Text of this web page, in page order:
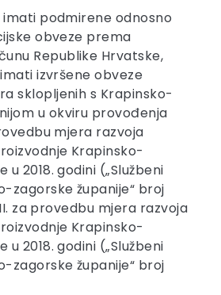
podmirene odnosno
obveze prema
Republike Hrvatske,
izvršene obveze
sklopljenih s Krapinsko-
u okviru provođenja
mjera razvoja
Krapinsko-
u 2018. godini („Službeni
zagorske županije“ broj
za provedbu mjera razvoja
Krapinsko-
u 2018. godini („Službeni
zagorske županije“ broj